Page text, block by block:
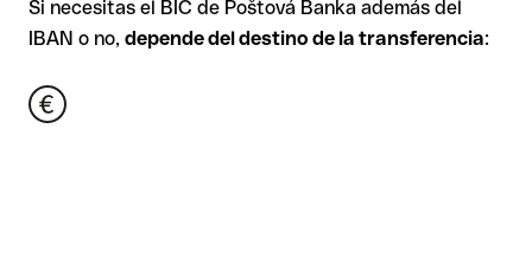
Si necesitas el BIC de Poštová Banka además del
IBAN o no, depende del destino de la transferencia: